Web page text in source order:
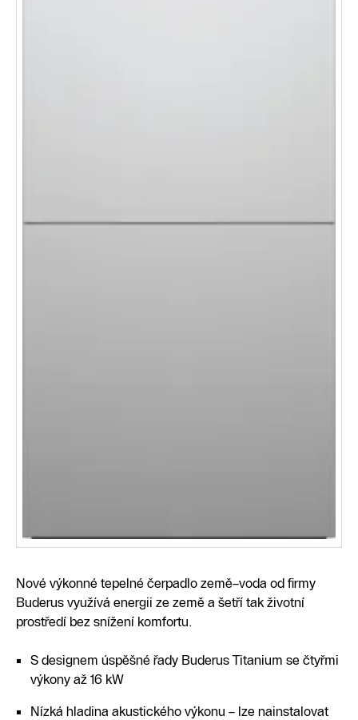
Nové výkonné tepelné čerpadlo země–voda od firmy
Buderus využívá energii ze země a šetří tak životní
prostředí bez snížení komfortu.
S designem úspěšné řady Buderus Titanium se čtyřmi
výkony až 16 kW
Nízká hladina akustického výkonu – lze nainstalovat